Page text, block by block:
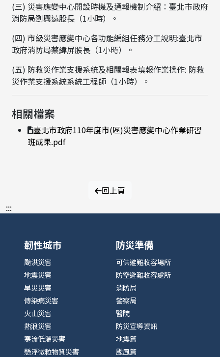
(三) 災害應變中心開設時機及通報機制介紹：臺北市政府
消防局劉興遠股長（1小時）。
(四) 市級災害應變中心各功能編組任務分工說明:臺北市
政府消防局蔡緯屏股長（1小時）。
(五) 防救災作業支援系統及相關報表填報作業操作: 防救
災作業支援系統系統工程師（1小時）。
相關檔案
臺北市政府110年度市(區)災害應變中心作業研習
班成果.pdf
回上頁
:::
韌性城市
颱洪災害
地震災害
旱災災害
傳染病災害
火山災害
熱浪災害
寒流低溫災害
懸浮微粒物質災害
防災準備
可供避難收容場所
防空避難收容處所
消防局
警察局
醫院
防災宣導資訊
地震篇
颱風篇